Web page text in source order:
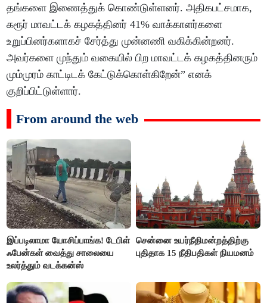
தங்களை இணைத்துக் கொண்டுள்ளனர். அதிகபட்சமாக,
கரூர் மாவட்டக் கழகத்தினர் 41% வாக்காளர்களை
உறுப்பினர்களாகச் சேர்த்து முன்னணி வகிக்கின்றனர்.
அவர்களை முந்தும் வகையில் பிற மாவட்டக் கழகத்தினரும்
மும்முரம் காட்டிடக் கேட்டுக்கொள்கிறேன்” எனக்
குறிப்பிட்டுள்ளார்.
From around the web
இப்படிலாமா யோசிப்பாங்க! டேபிள்
ஃபேன்கள் வைத்து சாலையை
உலர்த்தும் வடக்கன்ஸ்
சென்னை உயர்நீதிமன்றத்திற்கு
புதிதாக 15 நீதிபதிகள் நியமனம்